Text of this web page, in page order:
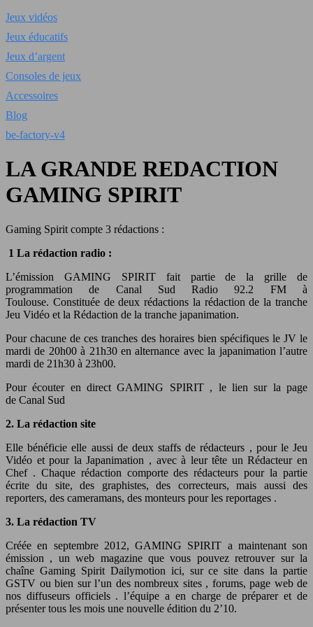
Jeux vidéos
Jeux éducatifs
Jeux d’argent
Consoles de jeux
Accessoires
Blog
be-factory-v4
LA GRANDE REDACTION
GAMING SPIRIT
Gaming Spirit compte 3 rédactions :
1 La rédaction radio :
L’émission GAMING SPIRIT fait partie de la grille de
programmation de Canal Sud Radio 92.2 FM à
Toulouse. Constituée de deux rédactions la rédaction de la tranche
Jeu Vidéo et la Rédaction de la tranche japanimation.
Pour chacune de ces tranches des horaires bien spécifiques le JV le
mardi de 20h00 à 21h30 en alternance avec la japanimation l’autre
mardi de 21h30 à 23h00.
Pour écouter en direct GAMING SPIRIT , le lien sur la page
de Canal Sud
2. La rédaction site
Elle bénéficie elle aussi de deux staffs de rédacteurs , pour le Jeu
Vidéo et pour la Japanimation , avec à leur tête un Rédacteur en
Chef . Chaque rédaction comporte des rédacteurs pour la partie
écrite du site, des graphistes, des correcteurs, mais aussi des
reporters, des cameramans, des monteurs pour les reportages .
3. La rédaction TV
Créée en septembre 2012, GAMING SPIRIT a maintenant son
émission , un web magazine que vous pouvez retrouver sur la
chaîne Gaming Spirit Dailymotion ici, sur ce site dans la partie
GSTV ou bien sur l’un des nombreux sites , forums, page web de
nos diffuseurs officiels . l’équipe a en charge de préparer et de
présenter tous les mois une nouvelle édition du 2’10.